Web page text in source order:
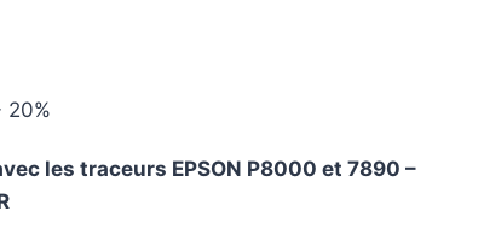
20%
les traceurs EPSON P8000 et 7890 –